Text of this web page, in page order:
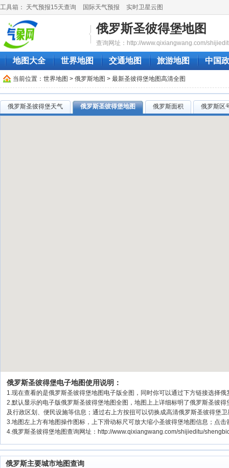
工具箱： 天气预报15天查询 国际天气预报 实时卫星云图
俄罗斯圣彼得堡地图
查询网址：http://www.qixiangwang.com/
地图大全 世界地图 交通地图 旅游地图 中国
当前位置： 世界地图 > 俄罗斯地图 > 最新圣彼得堡地图高清全图
俄罗斯圣彼得堡天气 俄罗斯圣彼得堡地图 俄罗斯面积 俄罗斯区
俄罗斯圣彼得堡电子地图使用说明：
1.现在查看的是俄罗斯圣彼得堡地图电子版全图，同时你可以通过下方链接选择
2.默认显示的电子版俄罗斯圣彼得堡地图全图，地图上上详细标明了俄罗斯圣彼
及行政区划、便民设施等信息；通过右上方按扭可以切换成高清俄罗斯圣彼得堡
3.地图左上方有地图操作图标，上下滑动标尺可放大缩小圣彼得堡地图信息；点
4.俄罗斯圣彼得堡地图查询网址：http://www.qixiangwang.com/shijieditu/
俄罗斯主要城市地图查询